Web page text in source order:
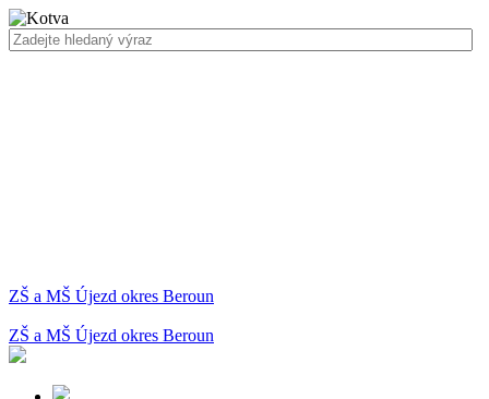
ZŠ a MŠ Újezd okres Beroun
ZŠ a MŠ Újezd okres Beroun